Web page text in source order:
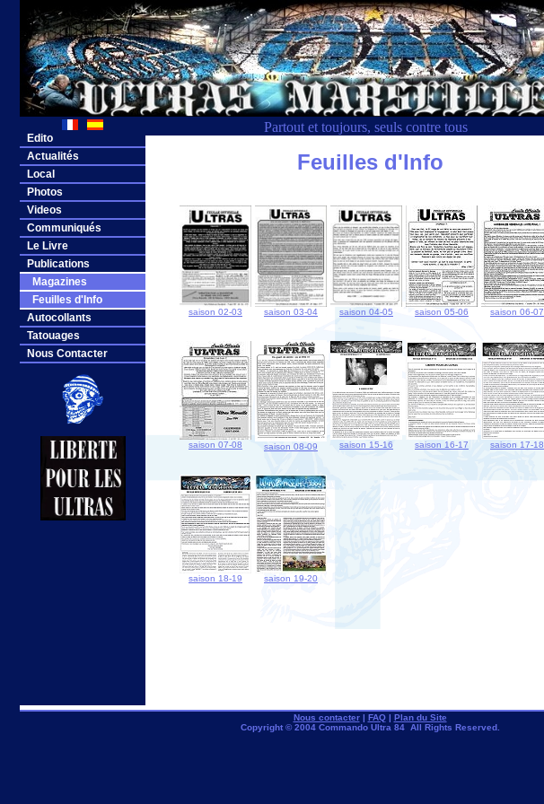
Partout et toujours, seuls contre tous
Edito
Actualités
Local
Photos
Videos
Communiqués
Le Livre
Publications
Magazines
Feuilles d'Info
Autocollants
Tatouages
Nous Contacter
Feuilles d'Info
saison 02-03 saison 03-04 saison 04-05 saison 05-06 saison 06-07
saison 07-08 saison 08-09 saison 15-16 saison 16-17 saison 17-18
saison 18-19 saison 19-20
Nous contacter| FAQ| Plan du Site
Copyright © 2004 Commando Ultra 84 All Rights Reserved.